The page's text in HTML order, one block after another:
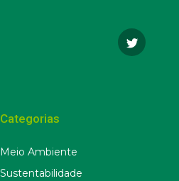
Categorias
Meio Ambiente
Sustentabilidade